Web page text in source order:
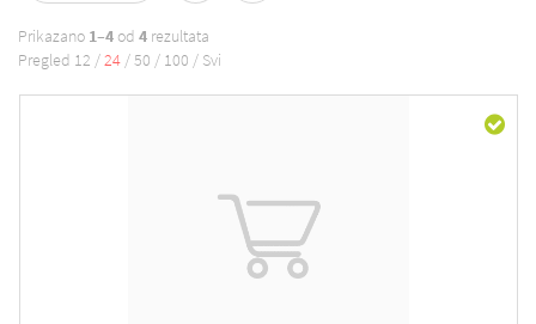
Prikazano 1–4 od 4 rezultata
Pregled 12 /24 /50 / 100 / Svi